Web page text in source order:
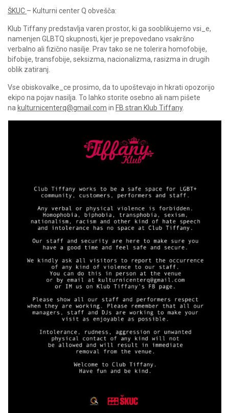
ŠKUC – Kulturni center Q obvešča:
Klub Tiffany predstavlja varen prostor, ki ga sooblikujemo vsi_e,
namenjen GLBTQ skupnosti, kjer je prepovedano vsakršno
verbalno ali fizično nasilje. Prav tako se ne tolerira homofobije,
bifobije, transfobije, seksizma, nacionalizma, rasizma in drugih
oblik zatiranj.
Vse obiskovalke_ce prosimo, da to upoštevajo in hkrati opozorijo
ekipo na pojav nasilja. To lahko storite osebno ali nam pišete
na kulturnicenterq@gmail.com in FB stran Klub Tiffany.